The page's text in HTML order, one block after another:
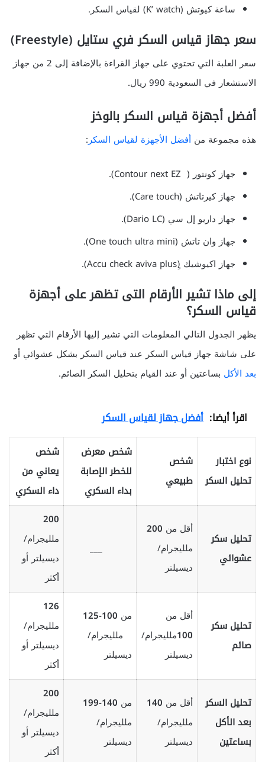
ساعة كيوتش (K’ watch) لقياس السكر.
سعر جهاز قياس السكر فري ستايل (Freestyle)
سعر العلبة التي تحتوي على جهاز القراءة بالإضافة إلى 2 من جهاز
الاستشعار في السعودية 990 ريال.
أفضل أجهزة قياس السكر بالوخز
هذه مجموعة من أفضل الأجهزة لقياس السكر:
جهاز كونتور ( Contour next EZ).
جهاز كيرتاتش (Care touch).
جهاز داريو إل سي (Dario LC).
جهاز وان تاتش (One touch ultra mini).
جهاز اكيوشيك (ِِAccu check aviva plus).
إلى ماذا تشير الأرقام التى تظهر على أجهزة
قياس السكر؟
يظهر الجدول التالي المعلومات التي تشير إليها الأرقام التي تظهر
على شاشة جهاز قياس السكر عند قياس السكر بشكل عشوائي أو
بعد الأكل بساعتين أو عند القيام بتحليل السكر الصائم.
اقرأ أيضا: أفضل جهاز لقياس السكر
نوع اختبار
تحليل السكر
شخص
طبيعي
شخص معرض
للخطر الإصابة
بداء السكري
شخص
يعاني من
داء السكري
تحليل سكر
عشوائي
أقل من 200
ملليجرام/
ديسيلتر
___
200
ملليجرام/
ديسيلتر أو
أكثر
تحليل سكر
صائم
أقل من
100ملليجرام/
ديسيلتر
من 100-125
ملليجرام/
ديسيلتر
126
ملليجرام/
ديسيلتر أو
أكثر
تحليل السكر
بعد الأكل
بساعتين
أقل من 140
ملليجرام/
ديسيلتر
من 140-199
ملليجرام/
ديسيلتر
200
ملليجرام/
ديسيلتر أو
أكثر